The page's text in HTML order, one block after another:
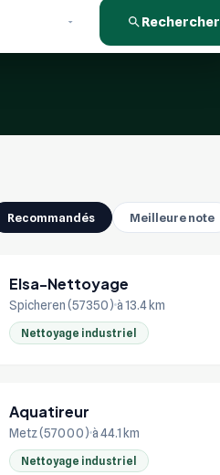
Rechercher
Recommandés Meilleure note
Elsa-Nettoyage
Spicheren (57350) à 13.4 km
Nettoyage industriel
Aquatireur
Metz (57000) à 44.1 km
Nettoyage industriel